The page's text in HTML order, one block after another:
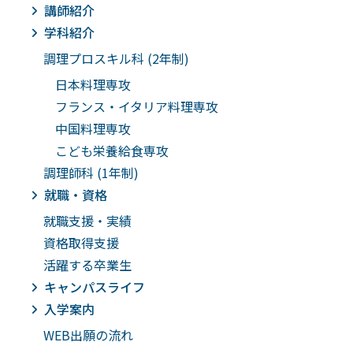
講師紹介
学科紹介
調理プロスキル科 (2年制)
日本料理専攻
フランス・イタリア料理専攻
中国料理専攻
こども栄養給食専攻
調理師科 (1年制)
就職・資格
就職支援・実績
資格取得支援
活躍する卒業生
キャンパスライフ
入学案内
WEB出願の流れ